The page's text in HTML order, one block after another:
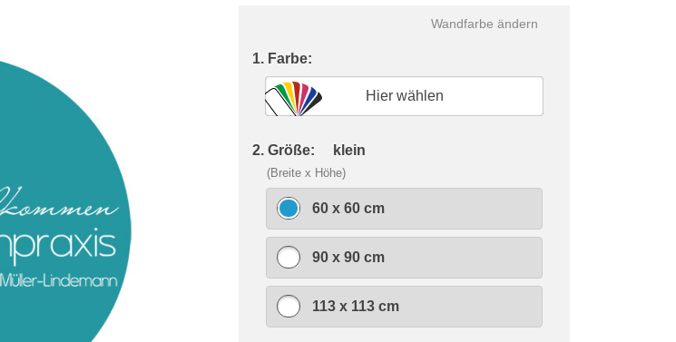
Wandfarbe ändern
1. Farbe:
Hier wählen
2. Größe: klein
(Breite x Höhe)
60 x 60 cm
90 x 90 cm
113 x 113 cm